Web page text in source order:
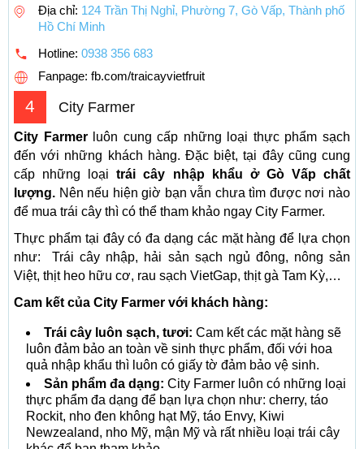
Địa chỉ: 124 Trần Thị Nghỉ, Phường 7, Gò Vấp, Thành phố
Hồ Chí Minh
Hotline: 0938 356 683
Fanpage: fb.com/traicayvietfruit
4 City Farmer
City Farmerluôn cung cấp những loại thực phẩm sạch
đến với những khách hàng. Đặc biệt, tại đây cũng cung
cấp những loại trái cây nhập khẩu ở Gò Vấp chất
lượng. Nên nếu hiện giờ bạn vẫn chưa tìm được nơi nào
để mua trái cây thì có thể tham khảo ngay City Farmer.
Thực phẩm tại đây có đa dạng các mặt hàng để lựa chọn
như: Trái cây nhập, hải sản sạch ngủ đông, nông sản
Việt, thịt heo hữu cơ, rau sạch VietGap, thịt gà Tam Kỳ,…
Cam kết của City Farmer với khách hàng:
Trái cây luôn sạch, tươi: Cam kết các mặt hàng sẽ
luôn đảm bảo an toàn về sinh thực phẩm, đối với hoa
quả nhập khẩu thì luôn có giấy tờ đảm bảo vệ sinh.
Sản phẩm đa dạng: City Farmer luôn có những loại
thực phẩm đa dạng để bạn lựa chọn như: cherry, táo
Rockit, nho đen không hạt Mỹ, táo Envy, Kiwi
Newzealand, nho Mỹ, mận Mỹ và rất nhiều loại trái cây